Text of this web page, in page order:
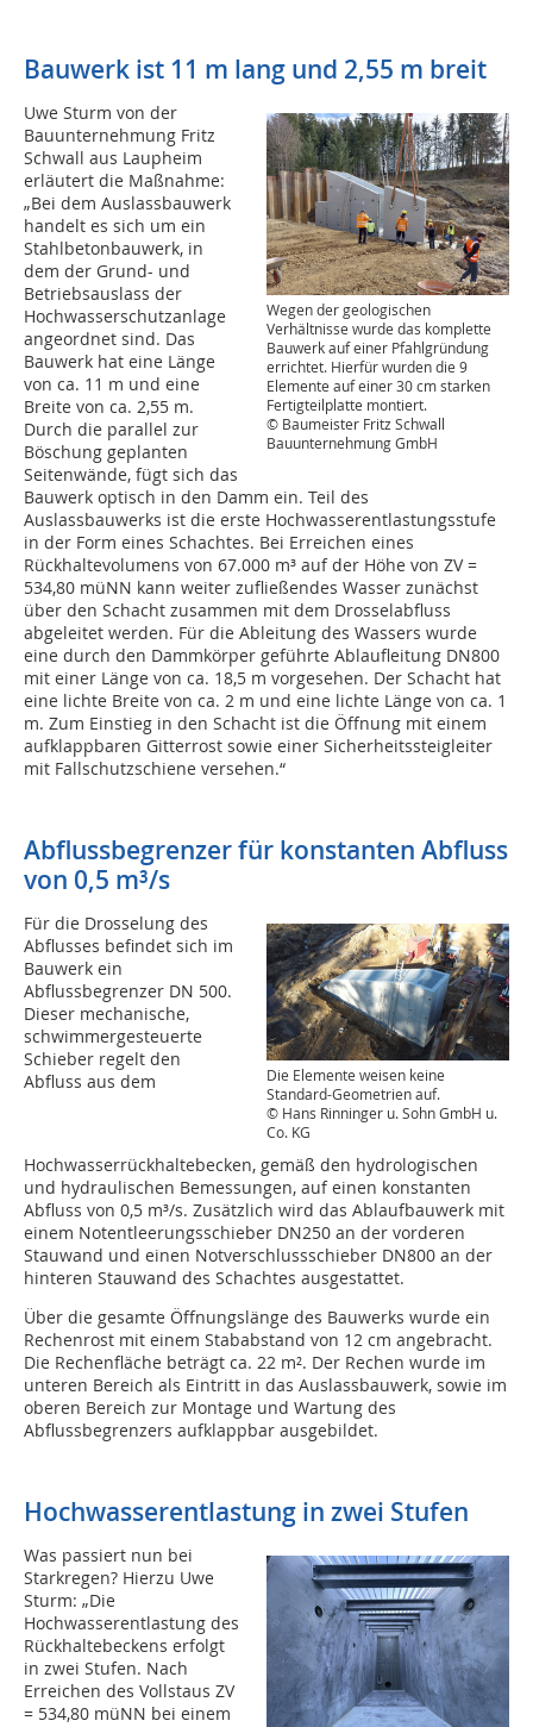
Bauwerk ist 11 m lang und 2,55 m breit
Wegen der geologischen
Verhältnisse wurde das komplette
Bauwerk auf einer Pfahlgründung
errichtet. Hierfür wurden die 9
Elemente auf einer 30 cm starken
Fertigteilplatte montiert.
© Baumeister Fritz Schwall
Bauunternehmung GmbH
Uwe Sturm von der
Bauunternehmung Fritz
Schwall aus Laupheim
erläutert die Maßnahme:
„Bei dem Auslassbauwerk
handelt es sich um ein
Stahlbetonbauwerk, in
dem der Grund- und
Betriebsauslass der
Hochwasserschutzanlage
angeordnet sind. Das
Bauwerk hat eine Länge
von ca. 11 m und eine
Breite von ca. 2,55 m.
Durch die parallel zur
Böschung geplanten
Seitenwände, fügt sich das
Bauwerk optisch in den Damm ein. Teil des
Auslassbauwerks ist die erste Hochwasserentlastungsstufe
in der Form eines Schachtes. Bei Erreichen eines
Rückhaltevolumens von 67.000 m³ auf der Höhe von ZV =
534,80 müNN kann weiter zufließendes Wasser zunächst
über den Schacht zusammen mit dem Drosselabfluss
abgeleitet werden. Für die Ableitung des Wassers wurde
eine durch den Dammkörper geführte Ablaufleitung DN800
mit einer Länge von ca. 18,5 m vorgesehen. Der Schacht hat
eine lichte Breite von ca. 2 m und eine lichte Länge von ca. 1
m. Zum Einstieg in den Schacht ist die Öffnung mit einem
aufklappbaren Gitterrost sowie einer Sicherheitssteigleiter
mit Fallschutzschiene versehen.“
Abflussbegrenzer für konstanten Abfluss
von 0,5 m³/s
Die Elemente weisen keine
Standard-Geometrien auf.
© Hans Rinninger u. Sohn GmbH u.
Co. KG
Für die Drosselung des
Abflusses befindet sich im
Bauwerk ein
Abflussbegrenzer DN 500.
Dieser mechanische,
schwimmergesteuerte
Schieber regelt den
Abfluss aus dem
Hochwasserrückhaltebecken, gemäß den hydrologischen
und hydraulischen Bemessungen, auf einen konstanten
Abfluss von 0,5 m³/s. Zusätzlich wird das Ablaufbauwerk mit
einem Notentleerungsschieber DN250 an der vorderen
Stauwand und einen Notverschlussschieber DN800 an der
hinteren Stauwand des Schachtes ausgestattet.
Über die gesamte Öffnungslänge des Bauwerks wurde ein
Rechenrost mit einem Stababstand von 12 cm angebracht.
Die Rechenfläche beträgt ca. 22 m². Der Rechen wurde im
unteren Bereich als Eintritt in das Auslassbauwerk, sowie im
oberen Bereich zur Montage und Wartung des
Abflussbegrenzers aufklappbar ausgebildet.
Hochwasserentlastung in zwei Stufen
Was passiert nun bei
Starkregen? Hierzu Uwe
Sturm: „Die
Hochwasserentlastung des
Rückhaltebeckens erfolgt
in zwei Stufen. Nach
Erreichen des Vollstaus ZV
= 534,80 müNN bei einem